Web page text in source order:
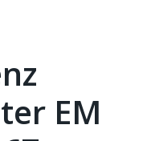
EM